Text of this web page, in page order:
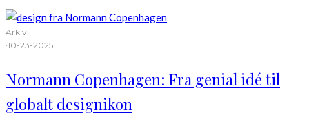
Arkiv
·10-23-2025
Normann Copenhagen: Fra genial idé til
globalt designikon